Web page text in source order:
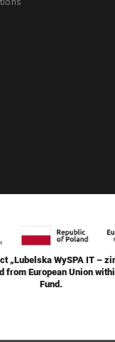
„Lubelska WySPA IT –
European Union
Fund.